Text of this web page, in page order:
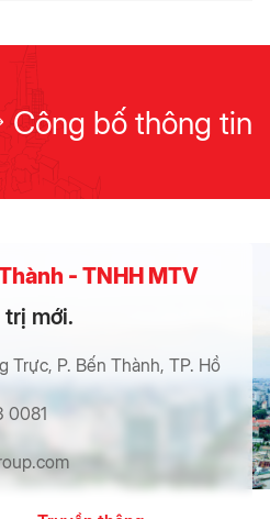
Công bố thông tin
- TNHH MTV
mới.
Trực, P. Bến Thành, TP. Hồ
0081